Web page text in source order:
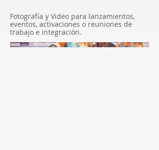
Fotografía y Video para lanzamientos,
eventos, activaciones o reuniones de
trabajo e integración.